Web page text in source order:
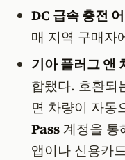
DC 급속 충전
매 지역 구매자
기아 플러그 앤
합됐다. 호환되
면 차량이 자동
Pass계정을 통
앱이나 신용카